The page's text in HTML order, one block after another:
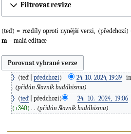
Filtrovat revize
(teď) = rozdíly oproti nynější verzi, (předchozí)
m = malá editace
teď předchozí 24. 10. 2024, 19:39
přidán Slovník buddhismu
teď
předchozí 24. 10. 2024, 19:06‎
+340 ‎ přidán Slovník buddhismu